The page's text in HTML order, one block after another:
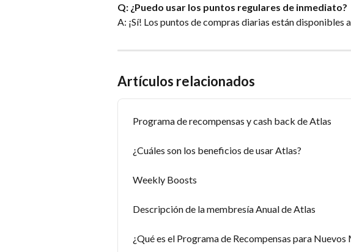
Q: ¿Puedo usar los puntos regulares de inmediato?
A: ¡Sí! Los puntos de compras diarias están disponibles
Artículos relacionados
Programa de recompensas y cash back de Atlas
¿Cuáles son los beneficios de usar Atlas?
Weekly Boosts
Descripción de la membresía Anual de Atlas
¿Qué es el Programa de Recompensas para